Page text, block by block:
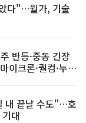
다"…월가, 기술
반등·중동 긴장
이크론·퀄컴·누
내 끝날 수도"…호
대